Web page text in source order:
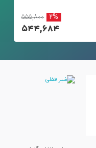
۵۵۵,۸۰۰ ۲%
۵۴۴,۶۸۴